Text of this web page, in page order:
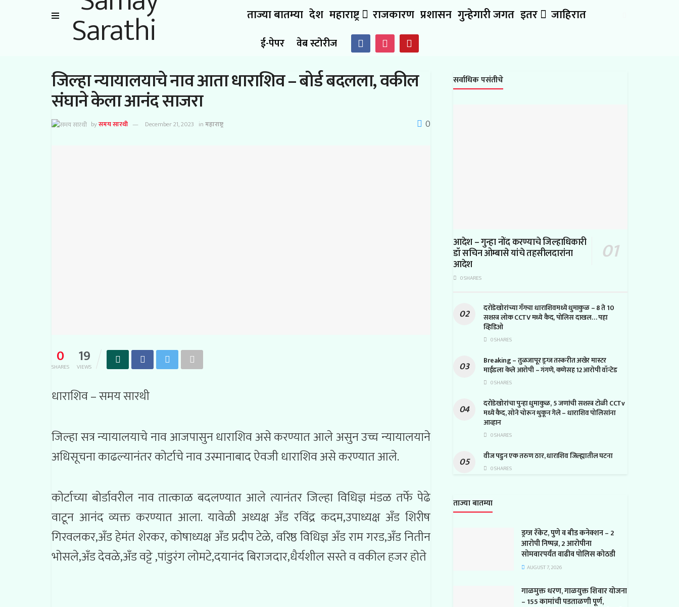
ताज्या बातम्या देश महाराष्ट्र राजकारण प्रशासन गुन्हेगारी जगत इतर जाहिरात
ई-पेपर वेब स्टोरीज
जिल्हा न्यायालयाचे नाव आता धाराशिव – बोर्ड बदलला, वकील
संघाने केला आनंद साजरा
byसमय सारथी December 21, 2023 inमहाराष्ट्र 0
0
SHARES 19
VIEWS
धाराशिव – समय सारथी
जिल्हा सत्र न्यायालयाचे नाव आजपासुन धाराशिव असे करण्यात आले असुन उच्च न्यायालयाने
अधिसूचना काढल्यानंतर कोर्टाचे नाव उस्मानाबाद ऐवजी धाराशिव असे करण्यात आले.
कोर्टाच्या बोर्डावरील नाव तात्काळ बदलण्यात आले त्यानंतर जिल्हा विधिज्ञ मंडळ तर्फे पेढे
वाटून आनंद व्यक्त करण्यात आला. यावेळी अध्यक्ष अँड रविंद्र कदम,उपाध्यक्ष अँड शिरीष
गिरवलकर,अँड हेमंत शेरकर, कोषाध्यक्ष अँड प्रदीप टेळे, वरिष्ठ विधिज्ञ अँड राम गरड,अँड नितीन
भोसले,अँड देवळे,अँड वट्टे ,पांडुरंग लोमटे,दयानंद बिराजदार,धैर्यशील सस्ते व वकील हजर होते
सर्वाधिक पसंतीचे
आदेश – गुन्हा नोंद करण्याचे जिल्हाधिकारी
डॉ सचिन ओम्बासे यांचे तहसीलदारांना
आदेश
0 SHARES
दरोडेखोरांच्या गँगचा धाराशिवमध्ये धुमाकुळ – 8 ते 10
सशस्त्र लोक CCTV मध्ये कैद, पोलिस दाखल… पहा
व्हिडिओ
0 SHARES
Breaking – तुळजापूर ड्रग्ज तस्करीत अखेर मास्टर
माईंडला केले आरोपी – गंगणे, कणेसह 12 आरोपी वॉन्टेड
0 SHARES
दरोडेखोरांचा पुन्हा धुमाकुळ, 5 जणांची सशस्त्र टोळी CCTv
मध्ये कैद, सोने चोरून थुकून गेले – धाराशिव पोलिसांना
आव्हान
0 SHARES
वीज पडुन एक तरुण ठार, धाराशिव जिल्ह्यातील घटना
0 SHARES
ताज्या बातम्या
ड्रग्ज रॅकेट, पुणे व बीड कनेक्शन – 2
आरोपी निष्पन्न, 2 आरोपीना
सोमवारपर्यंत वाढीव पोलिस कोठडी
AUGUST 7, 2026
गाळमुक्त धरण, गाळयुक्त शिवार योजना
– 155 कामांची पडताळणी पूर्ण,